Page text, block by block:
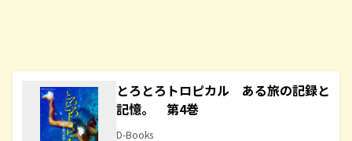
とろとろトロピカル ある旅の記録と
記憶。 第4巻
D-Books